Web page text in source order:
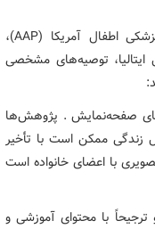
سازمان‌های معتبر بین‌المللی مانند آکادمی پزشکی اطفال آمریکا (AAP)،
توصیه‌های مشخصی
صفحه‌نمایش . پژوهش‌ها
زندگی ممکن است با تأخیر
با اعضای خانواده است
و ترجیحاً با محتوای آموزشی و